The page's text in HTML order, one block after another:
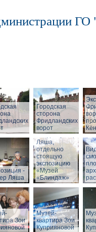
ГО
Городская
сторона
Фридландских
ворот
-
Ляша
Вход в бункер
Ляша,
отдельно
стоящую
экспозицию
«Музей
«Блиндаж»
Зои
Музей-
квартира Зои
Куприяновой